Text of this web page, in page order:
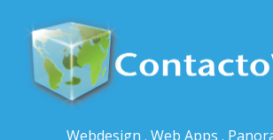
Webdesign . Web Apps .